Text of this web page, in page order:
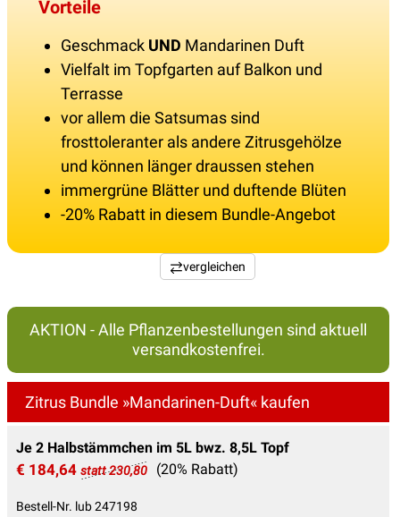
Vorteile
Geschmack UND Mandarinen Duft
Vielfalt im Topfgarten auf Balkon und
Terrasse
vor allem die Satsumas sind
frosttoleranter als andere Zitrusgehölze
und können länger draussen stehen
immergrüne Blätter und duftende Blüten
-20% Rabatt in diesem Bundle-Angebot
vergleichen
AKTION - Alle Pflanzenbestellungen sind aktuell
versandkostenfrei.
Zitrus Bundle »Mandarinen-Duft« kaufen
Je 2 Halbstämmchen im 5L bwz. 8,5L Topf
€ 184,64 statt 230,80 (20% Rabatt)
Bestell-Nr. lub 247198